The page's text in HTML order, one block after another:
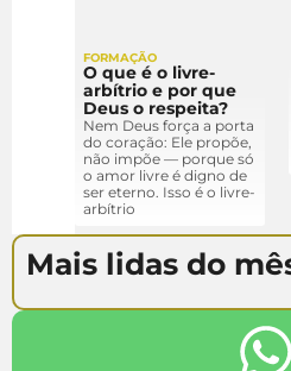
FORMAÇÃO
O que é o livre-
arbítrio e por que
Deus o respeita?
Nem Deus força a porta
do coração: Ele propõe,
não impõe — porque só
o amor livre é digno de
ser eterno. Isso é o livre-
arbítrio
Mais lidas do